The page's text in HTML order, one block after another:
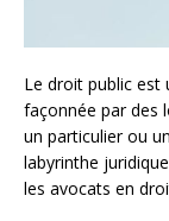
Le droit public est
façonnée par des
un particulier ou
labyrinthe juridique
les avocats en